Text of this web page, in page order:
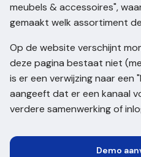
meubels & accessoires",
gemaakt welk assortiment
Op de website verschijnt
deze pagina bestaat niet
is er een verwijzing naar een
aangeeft dat er een kanaal
verdere samenwerking of
Demo